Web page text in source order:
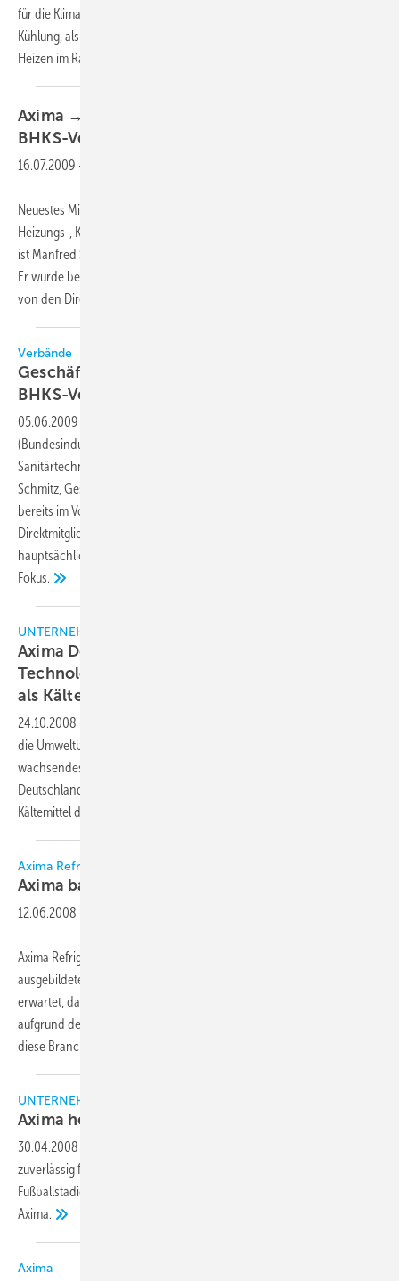
für die Klimatisierung eingesetzt werden könne: ausschließlich für die
Kühlung, als Wärmepumpe für die Beheizung oder zum Kühlen und
Heizen im Rahmen eines
Axima → Geschäftsführer neu im
BHKS-Vorstand
16.07.2009 -
Neuestes Mitglied im Vorstand des BHKS (Bundesindustrieverband
Heizungs-, Klima-, Sanitär­technik/Technische Gebäudesysteme e.V.)
ist Manfred Schmitz, Geschäftsführer der Axima Deutschland GmbH.
Er wurde bereits im Vorfeld der Mitgliederversammlung im Mai 2009
von den Direkt­mitgliedern in
Verbände
Geschäftsführer Axima Deutschland neu im
BHKS-Vorstand
05.06.2009
(Bundesindustrieverband Heizungs-, Klima-,
Sanitärtechnik/Technische Gebäudesysteme e.V.) ist Manfred
Schmitz, Geschäftsführer der Axima Deutschland GmbH. Er wurde
bereits im Vorfeld der Mitgliederversammlung im Mai 2009 von den
Direktmitgliedern in den Vorstand berufen. Der BHKS repräsentiere
hauptsächlich Anlagen erstellende Unternehmen mit industriellem
Fokus.
UNTERNEHMEN
Axima Deutschland und ILK Dresden planen
Technologiesprung beim Einsatz von Wasser
als Kältemittel
24.10.2008
die Umweltbelastung durch chemische Kältemittel und ein
wachsendes Umweltbewusstsein der Unternehmen treibt Axima
Deutschland die Forschung zum Einsatz von Wasser als alternatives
Kältemittel der Zukunft
Axima Refrigeration
Axima baut Servicebereich
12.06.2008
Axima Refrigeration baut seinen Servicebereich mit speziell
ausgebildeten Serviceverkäufern aus. Der Lindauer Kältespezialist
erwartet, dass der Markt für Dienstleistungen rund um Kälteanlagen
aufgrund der steigenden Zahl von gesetzlichen Bestimmungen für
diese Branche in den nächsten
UNTERNEHMEN
Axima heizt dem Rasen des FC Augsburg
30.04.2008
zuverlässig funktionierende Rasenheizung im Augsburger
Fußballstadion Rosenau sorgt seit Beginn des Jahres Energiespezialist
Axima.
Axima